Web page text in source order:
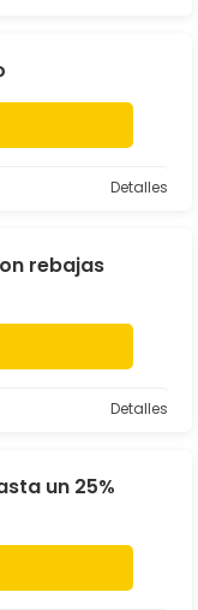
Detalles
rebajas
Detalles
un 25%